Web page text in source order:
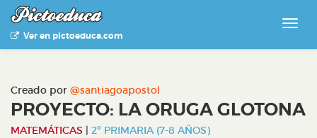
Ver en pictoeduca.com
Creado por @santiagoapostol
PROYECTO: LA ORUGA GLOTONA
MATEMÁTICAS | 2º PRIMARIA (7-8 AÑOS)